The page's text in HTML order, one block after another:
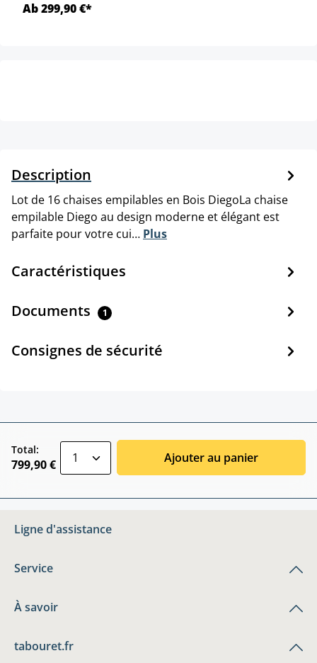
Ab 299,90 €*
Description
Lot de 16 chaises empilables en Bois DiegoLa chaise
empilable Diego au design moderne et élégant est
parfaite pour votre cui… Plus
Caractéristiques
Documents 1
Consignes de sécurité
Total:
799,90 € Ajouter au panier
Ligne d'assistance
Service
À savoir
tabouret.fr